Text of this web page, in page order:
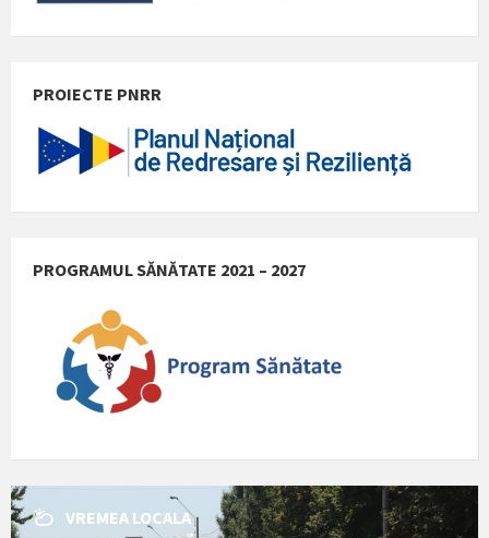
PROIECTE PNRR
PROGRAMUL SĂNĂTATE 2021 – 2027
VREMEA LOCALA